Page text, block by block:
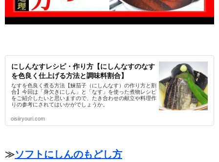
にしんなすレシピ・作り方【にしんなすのなす
を色良く仕上げる方法と調味料割合】
なすを色良く煮る方法【鰊茄子（にしんなす）の作り方と割
合】今回は「身欠きにしん」と「なす」を使った煮物レシピ
をご紹介したいと思いますので、たき合わせの献立や料理作
りの参考にされてはいかがでしょうか。
oisiiryouri.com
≫ソフトにしんのもどし方